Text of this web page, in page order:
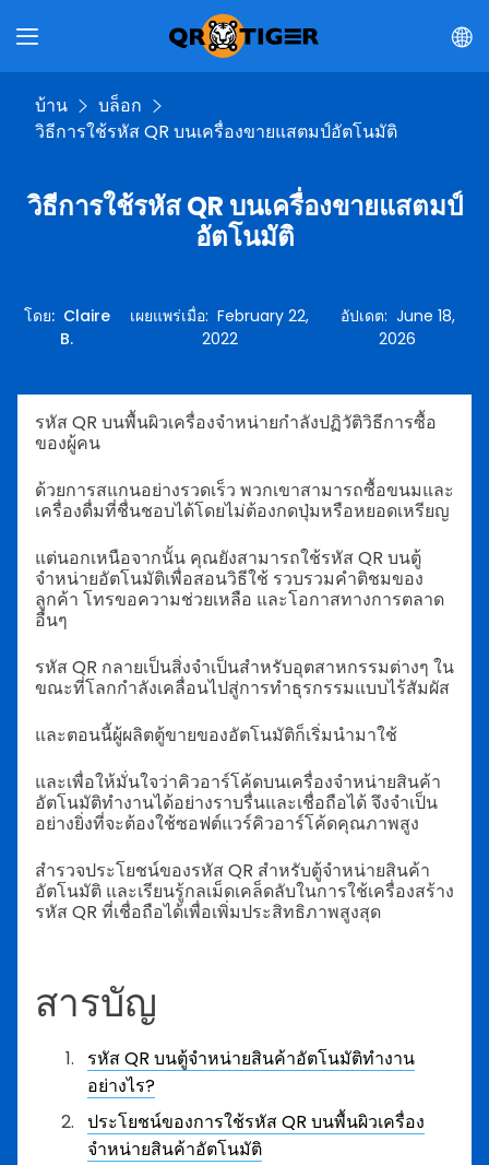
บ้าน
บล็อก
วิธีการใช้รหัส QR บนเครื่องขายแสตมป์อัตโนมัติ
วิธีการใช้รหัส QR บนเครื่องขายแสตมป์
อัตโนมัติ
โดย: Claire
B.
เผยแพร่เมื่อ:February 22,
2022
อัปเดต: June 18,
2026
รหัส QR บนพื้นผิวเครื่องจำหน่ายกำลังปฏิวัติวิธีการซื้อ
ของผู้คน
ด้วยการสแกนอย่างรวดเร็ว พวกเขาสามารถซื้อขนมและ
เครื่องดื่มที่ชื่นชอบได้โดยไม่ต้องกดปุ่มหรือหยอดเหรียญ
แต่นอกเหนือจากนั้น คุณยังสามารถใช้รหัส QR บนตู้
จำหน่ายอัตโนมัติเพื่อสอนวิธีใช้ รวบรวมคำติชมของ
ลูกค้า โทรขอความช่วยเหลือ และโอกาสทางการตลาด
อื่นๆ
รหัส QR กลายเป็นสิ่งจำเป็นสำหรับอุตสาหกรรมต่างๆ ใน
ขณะที่โลกกำลังเคลื่อนไปสู่การทำธุรกรรมแบบไร้สัมผัส
และตอนนี้ผู้ผลิตตู้ขายของอัตโนมัติก็เริ่มนำมาใช้
และเพื่อให้มั่นใจว่าคิวอาร์โค้ดบนเครื่องจำหน่ายสินค้า
อัตโนมัติทำงานได้อย่างราบรื่นและเชื่อถือได้ จึงจำเป็น
อย่างยิ่งที่จะต้องใช้ซอฟต์แวร์คิวอาร์โค้ดคุณภาพสูง
สำรวจประโยชน์ของรหัส QR สำหรับตู้จำหน่ายสินค้า
อัตโนมัติ และเรียนรู้กลเม็ดเคล็ดลับในการใช้เครื่องสร้าง
รหัส QR ที่เชื่อถือได้เพื่อเพิ่มประสิทธิภาพสูงสุด
สารบัญ
รหัส QR บนตู้จำหน่ายสินค้าอัตโนมัติทำงาน
อย่างไร?
ประโยชน์ของการใช้รหัส QR บนพื้นผิวเครื่อง
จำหน่ายสินค้าอัตโนมัติ